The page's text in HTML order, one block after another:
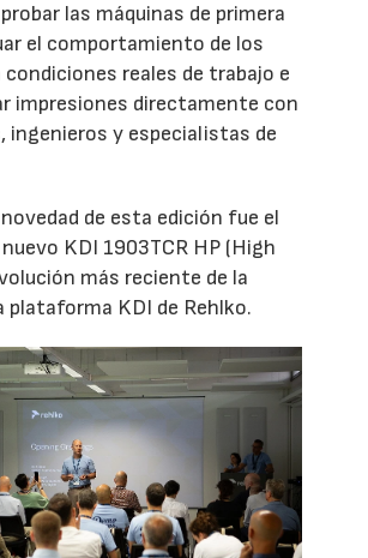
las máquinas de primera
el comportamiento de los
reales de trabajo e
impresiones directamente con
ingenieros y especialistas de
de esta edición fue el
KDI 1903TCR HP (High
más reciente de la
plataforma KDI de Rehlko.